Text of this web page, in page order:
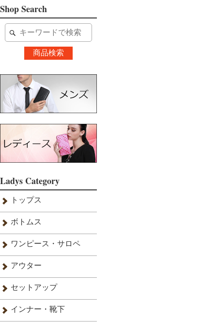
Shop Search
Ladys Category
トップス
ボトムス
ワンピース・サロペ
アウター
セットアップ
インナー・靴下